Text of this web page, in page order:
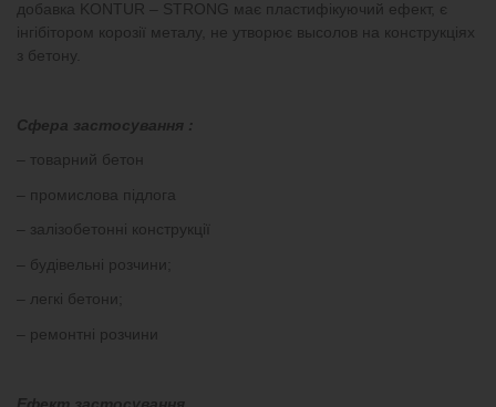
добавка KONTUR – STRONG має пластифікуючий ефект, є
інгібітором корозії металу, не утворює высолов на конструкціях
з бетону.
Сфера застосування :
– товарний бетон
– промислова підлога
– залізобетонні конструкції
– будівельні розчини;
– легкі бетони;
– ремонтні розчини